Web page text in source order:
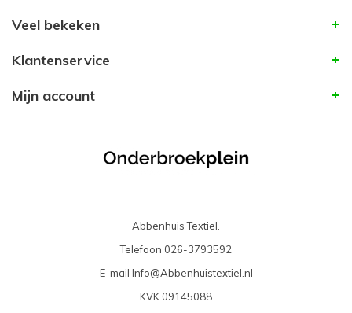
Veel bekeken
Klantenservice
Mijn account
Abbenhuis Textiel.
Telefoon 026-3793592
E-mail Info@Abbenhuistextiel.nl
KVK 09145088